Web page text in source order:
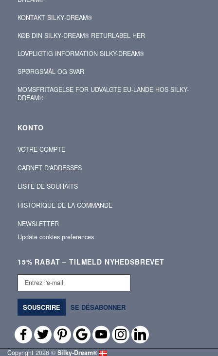
KONTAKT SILKY‑DREAM®
KØB DIN SILKY‑DREAM® RETURLABEL HER
LOVPLIGTIG INFORMATION SILKY-DREAM®
SPØRGSMÅL OG SVAR
MOMSFRITAGELSE FOR UDVALGTE EU-LANDE HOS SILKY-
DREAM®
KONTO
VOTRE COMPTE
CARNET D'ADRESSES
LISTE DE SOUHAITS
HISTORIQUE DE LA COMMANDE
NEWSLETTER
Update cookies preferences
15% RABAT – TILMELD NYHEDSBREVET
Entrez
mail
SOUSCRIRE SE DÉSABONNER
Copyright 2026 © Silky‑Dream®